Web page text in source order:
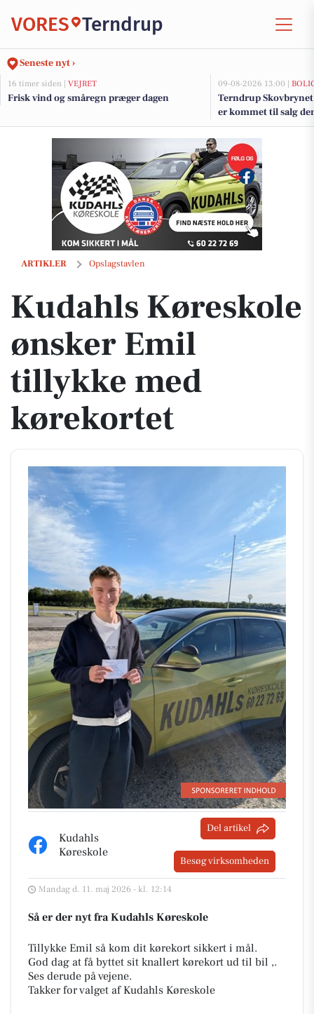
VORES Terndrup
Seneste nyt ›
16 timer siden | VEJRET
Frisk vind og småregn præger dagen
09-08-2026 13:00 |
Terndrup
er kommet til salg
boligerne her.
ARTIKLER Opslagstavlen
Kudahls Køreskole ønsker Emil tillykke med kørekortet
Kudahls Køreskole
ønsker Emil
tillykke med
kørekortet
Kudahls
Køreskole
Del artikel
Besøg virksomheden
Mandag d. 11. maj 2026 - kl. 12:14
Så er der nyt fra Kudahls Køreskole
Tillykke Emil så kom dit kørekort sikkert i mål.
God dag at få byttet sit knallert kørekort ud til bil ,.
Ses derude på vejene.
Takker for valget af Kudahls Køreskole